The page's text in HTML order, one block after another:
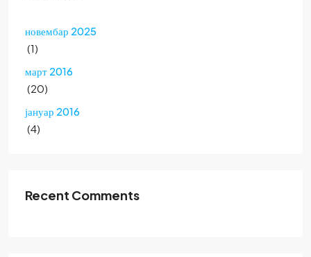
новембар 2025
(1)
март 2016
(20)
јануар 2016
(4)
Recent Comments